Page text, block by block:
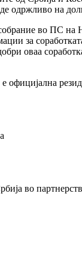
одржливо на
собрание во ПС
за
оваа
официјална
во